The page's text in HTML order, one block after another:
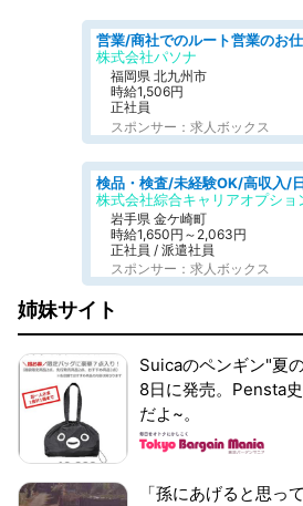
株式会社パソナ
福岡県 北九州市
時給1,506円
正社員
スポンサー：求人ボックス
株式会社綜合キャリアオプショ
岩手県 金ケ崎町
時給1,650円～2,063円
正社員 / 派遣社員
スポンサー：求人ボックス
姉妹サイト
Suicaのペンギン"夏
8日に発売。Pensta
だよ~。
「孫にあげると思っ